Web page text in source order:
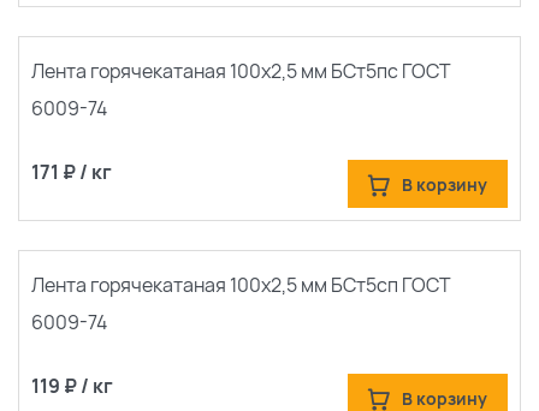
Лента горячекатаная 100х2,5 мм БСт5пс ГОСТ
6009-74
171 ₽ / кг В корзину
Лента горячекатаная 100х2,5 мм БСт5сп ГОСТ
6009-74
119 ₽ / кг В корзину